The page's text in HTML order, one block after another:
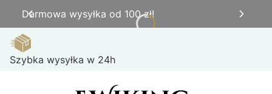
Darmowa wysyłka od 100 zł!
Szybka wysyłka w 24h